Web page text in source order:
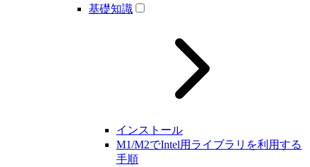
基礎知識
インストール
M1/M2でIntel用ライブラリを利用する
手順